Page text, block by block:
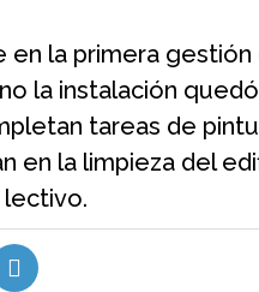
la primera gestión
la instalación
tareas de
en la limpieza del
lectivo.